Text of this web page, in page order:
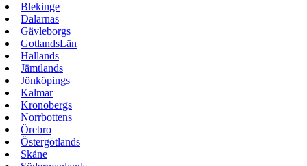
Blekinge
Dalarnas
Gävleborgs
GotlandsLän
Hallands
Jämtlands
Jönköpings
Kalmar
Kronobergs
Norrbottens
Örebro
Östergötlands
Skåne